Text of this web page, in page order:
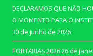
DECLARAMOS QUE NÃO
O MOMENTO PARA O
30 de junho de 2026
PORTARIAS 202626 de